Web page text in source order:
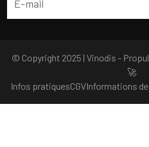
© Copyright 2025 | Vinodis -
🚀
Infos pratiquesCGVInformations